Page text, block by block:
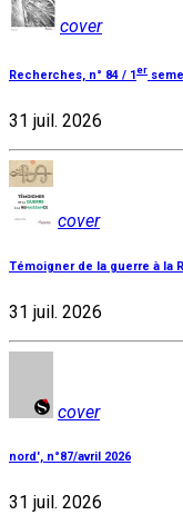
cover
Recherches, n° 84 / 1er
31 juil. 2026
cover
Témoigner de la guerre à la
31 juil. 2026
cover
nord', n°87/avril 2026
31 juil. 2026